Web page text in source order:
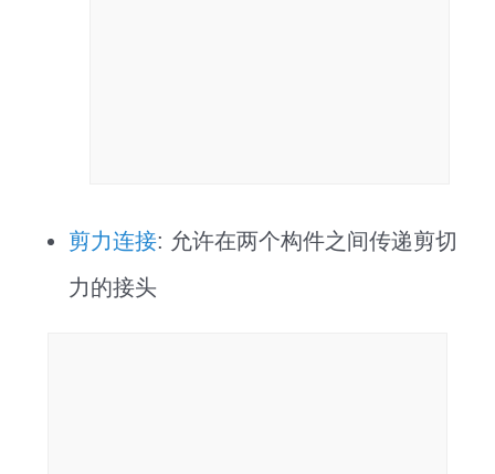
剪力连接: 允许在两个构件之间传递剪切
力的接头